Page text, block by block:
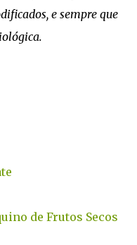
e sempre que
de Frutos Secos